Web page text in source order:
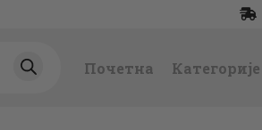
Почетна Категорије